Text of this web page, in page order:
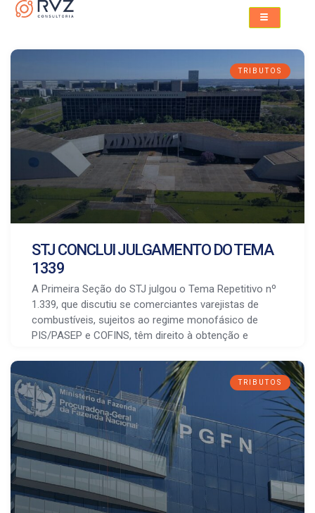
TRIBUTOS
STJ CONCLUI JULGAMENTO DO TEMA
1339
A Primeira Seção do STJ julgou o Tema Repetitivo nº
1.339, que discutiu se comerciantes varejistas de
combustíveis, sujeitos ao regime monofásico de
PIS/PASEP e COFINS, têm direito à obtenção e
TRIBUTOS